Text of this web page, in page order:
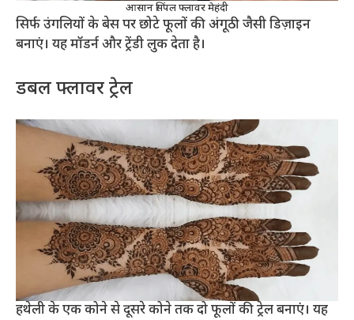
आसान सिंपल फ्लावर मेहंदी
सिर्फ उंगलियों के बेस पर छोटे फूलों की अंगूठी जैसी डिज़ाइन
बनाएं। यह मॉडर्न और ट्रेंडी लुक देता है।
डबल फ्लावर ट्रेल
हथेली के एक कोने से दूसरे कोने तक दो फूलों की ट्रेल बनाएं। यह